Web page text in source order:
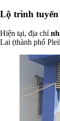
Lộ trình tuyến
Hiện tại, địa chỉ
Lai (thành phố